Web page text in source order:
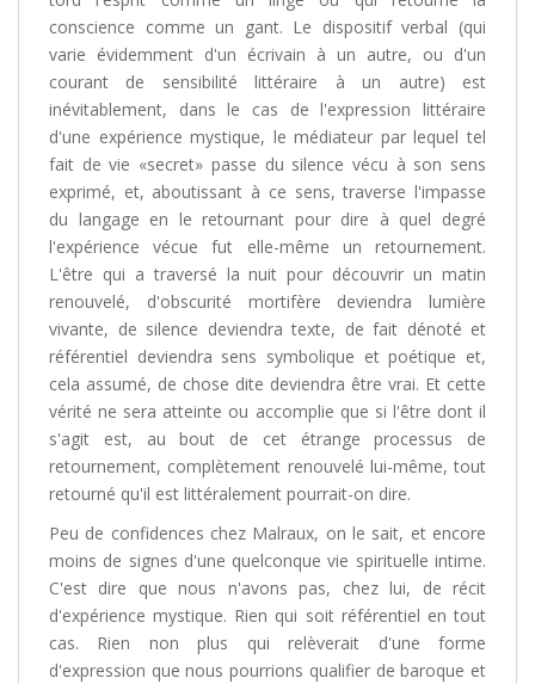
conscience comme un gant. Le dispositif verbal (qui
varie évidemment d'un écrivain à un autre, ou d'un
courant de sensibilité littéraire à un autre) est
inévitablement, dans le cas de l'expression littéraire
d'une expérience mystique, le médiateur par lequel tel
fait de vie «secret» passe du silence vécu à son sens
exprimé, et, aboutissant à ce sens, traverse l'impasse
du langage en le retournant pour dire à quel degré
l'expérience vécue fut elle-même un retournement.
L'être qui a traversé la nuit pour découvrir un matin
renouvelé, d'obscurité mortifère deviendra lumière
vivante, de silence deviendra texte, de fait dénoté et
référentiel deviendra sens symbolique et poétique et,
cela assumé, de chose dite deviendra être vrai. Et cette
vérité ne sera atteinte ou accomplie que si l'être dont il
s'agit est, au bout de cet étrange processus de
retournement, complètement renouvelé lui-même, tout
retourné qu'il est littéralement pourrait-on dire.
Peu de confidences chez Malraux, on le sait, et encore
moins de signes d'une quelconque vie spirituelle intime.
C'est dire que nous n'avons pas, chez lui, de récit
d'expérience mystique. Rien qui soit référentiel en tout
cas. Rien non plus qui relèverait d'une forme
d'expression que nous pourrions qualifier de baroque et